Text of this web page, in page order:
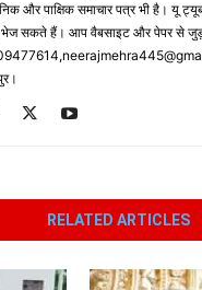
और पाक्षिक समाचार पत्र भी है। यू
भेज सकते हैं। आप वैबसाइट और पेपर से
RELATED ARTICLES